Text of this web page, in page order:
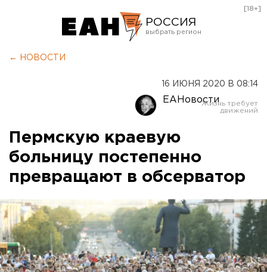
РОССИЯ
Оренбург
[18+]
← НОВОСТИ
16 ИЮНЯ 2020 В 08:14
ЕАНовости
Пермскую краевую
больницу постепенно
превращают в обсерватор